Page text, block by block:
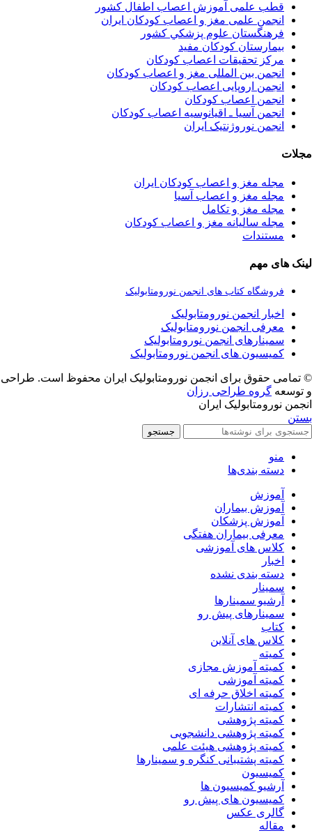
قطب علمی آموزش اعصاب اطفال کشور
انجمن علمی مغز و اعصاب کودکان ایران
فرهنگستان علوم پزشكي كشور
بیمارستان کودکان مفید
مرکز تحقیقات اعصاب کودکان
انجمن بین المللی مغز و اعصاب کودکان
انجمن اروپایی اعصاب کودکان
انجمن اعصاب کودکان
انجمن آسیا ـ اقیانوسیه اعصاب کودکان
انجمن نوروژنتیک ایران
مجلات
مجله مغز و اعصاب کودکان ایران
مجله مغز و اعصاب آسیا
مجله مغز و تکامل
مجله سالیانه مغز و اعصاب کودکان
مستندات
لینک های مهم
فروشگاه کتاب های انجمن نورومتابولیک
اخبار انجمن نورومتابولیک
معرفی انجمن نورومتابولیک
سمینارهای انجمن نورومتابولیک
کمیسیون های انجمن نورومتابولیک
© تمامی حقوق برای انجمن نورومتابولیک ایران محفوظ است. طراحی
و توسعه گروه طراحی رزان
انجمن نورومتابولیک ایران
بستن
جستجو
منو
دسته بندی‌ها
آموزش
آموزش بیماران
آموزش پزشکان
معرفی بیماران هفتگی
کلاس های آموزشی
اخبار
دسته بندی نشده
سمینار
آرشیو سمینارها
سمینارهای پیش رو
کتاب
کلاس های آنلاین
کمیته
کمیته آموزش مجازی
کمیته آموزشی
کمیته اخلاق حرفه ای
کمیته انتشارات
کمیته پژوهشی
کمیته پژوهشی دانشجویی
کمیته پژوهشی هیئت علمی
کمیته پشتیبانی کنگره و سمینارها
کمیسیون
آرشیو کمیسیون ها
کمیسیون های پیش رو
گالری عکس
مقاله